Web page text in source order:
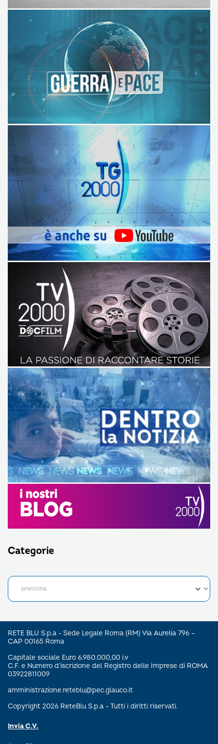
Categorie
RETE BLU S.p.a - Sede Legale Roma (RM) Via Aurelia 796 –
CAP 00165 Roma
Capitale sociale Euro 6.980.000,00 i.v
C.F. e Numero d’iscrizione del Registro delle Imprese di ROMA
03922811009
amministrazione.reteblu@pec.glauco.it
Copyright 2026 ReteBlu S.p.a - Tutti i diritti riservati.
Invia C.V.